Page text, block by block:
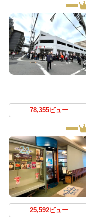
78,355ビュー
25,592ビュー